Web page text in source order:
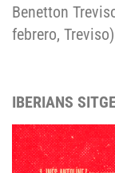
Benetton
febrero, Treviso)
IBERIANS